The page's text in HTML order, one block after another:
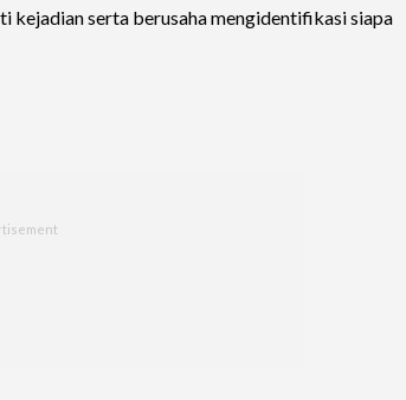
kejadian serta berusaha mengidentifikasi siapa